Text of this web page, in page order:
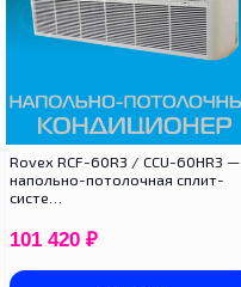
Rovex RCF-60R3 / CCU-60HR3 —
напольно-потолочная сплит-
систе…
101 420 ₽